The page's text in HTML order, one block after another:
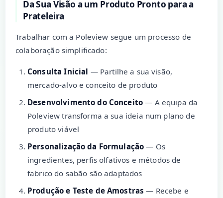
Da Sua Visão a um Produto Pronto para a
Prateleira
Trabalhar com a Poleview segue um processo de
colaboração simplificado:
Consulta Inicial — Partilhe a sua visão,
mercado-alvo e conceito de produto
Desenvolvimento do Conceito — A equipa da
Poleview transforma a sua ideia num plano de
produto viável
Personalização da Formulação — Os
ingredientes, perfis olfativos e métodos de
fabrico do sabão são adaptados
Produção e Teste de Amostras — Recebe e